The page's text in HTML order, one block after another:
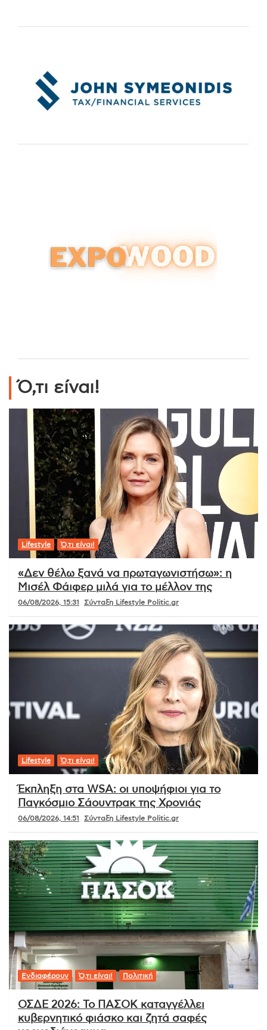
Ό,τι είναι!
Lifestyle Ό,τι είναι!
«Δεν θέλω ξανά να πρωταγωνιστήσω»: η
Μισέλ Φάιφερ μιλά για το μέλλον της
06/08/2026, 15:31 Σύνταξη Lifestyle Politic.gr
Lifestyle Ό,τι είναι!
Έκπληξη στα WSA: οι υποψήφιοι για το
Παγκόσμιο Σάουντρακ της Χρονιάς
06/08/2026, 14:51 Σύνταξη Lifestyle Politic.gr
Ενδιαφέρουν Ό,τι είναι! Πολιτική
ΟΣΔΕ 2026: Το ΠΑΣΟΚ καταγγέλλει
κυβερνητικό φιάσκο και ζητά σαφές